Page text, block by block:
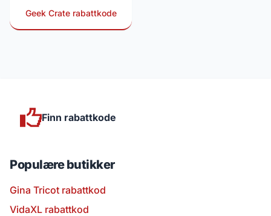
Geek Crate rabattkode
Finn rabattkode
Populære butikker
Gina Tricot rabattkod
VidaXL rabattkod